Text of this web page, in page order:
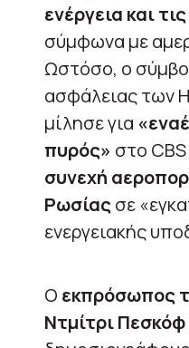
ενέργεια και
σύμφωνα με
Ωστόσο, ο
ασφάλειας των
μίλησε για
πυρός» στο
συνεχή
Ρωσίαςσε
ενεργειακής
Ο εκπρόσωπος
Ντμίτρι Πεσκόφ